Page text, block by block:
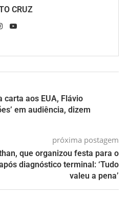
CRUZ
carta aos EUA, Flávio
em audiência, dizem
próxima postagem
que organizou festa para o
diagnóstico terminal: ‘Tudo
valeu a pena’